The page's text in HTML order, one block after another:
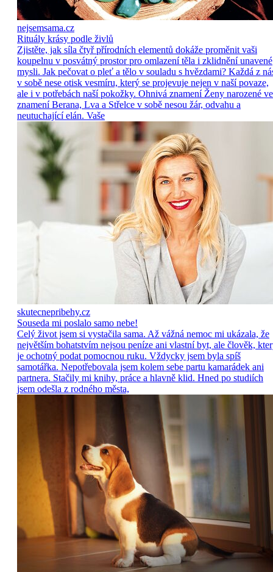
nejsemsama.cz
Rituály krásy podle živlů
Zjistěte, jak síla čtyř přírodních elementů dokáže proměnit vaši
koupelnu v posvátný prostor pro omlazení těla i zklidnění unavené
mysli. Jak pečovat o pleť a tělo v souladu s hvězdami? Každá z
v sobě nese otisk vesmíru, který se projevuje nejen v naší povaze,
ale i v potřebách naší pokožky. Ohnivá znamení Ženy narozené ve
znamení Berana, Lva a Střelce v sobě nesou žár, odvahu a
neutuchající elán. Vaše
skutecnepribehy.cz
Souseda mi poslalo samo nebe!
Celý život jsem si vystačila sama. Až vážná nemoc mi ukázala, že
největším bohatstvím nejsou peníze ani vlastní byt, ale člověk,
je ochotný podat pomocnou ruku. Vždycky jsem byla spíš
samotářka. Nepotřebovala jsem kolem sebe partu kamarádek ani
partnera. Stačily mi knihy, práce a hlavně klid. Hned po studiích
jsem odešla z rodného města,